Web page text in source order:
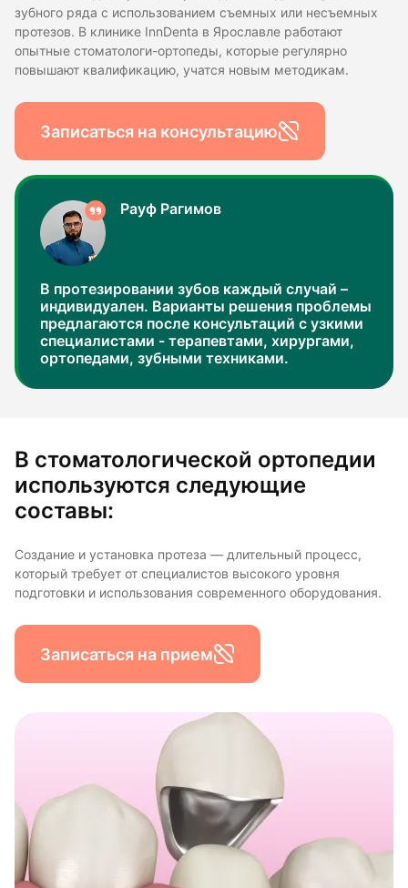
зубного ряда с использованием съемных или несъемных
протезов. В клинике InnDentа в Ярославле работают
опытные стоматологи-ортопеды, которые регулярно
повышают квалификацию, учатся новым методикам.
Записаться на консультацию
Рауф Рагимов
В протезировании зубов каждый случай –
индивидуален. Варианты решения проблемы
предлагаются после консультаций с узкими
специалистами - терапевтами, хирургами,
ортопедами, зубными техниками.
В стоматологической ортопедии
используются следующие
составы:
Создание и установка протеза — длительный процесс,
который требует от специалистов высокого уровня
подготовки и использования современного оборудования.
Записаться на прием